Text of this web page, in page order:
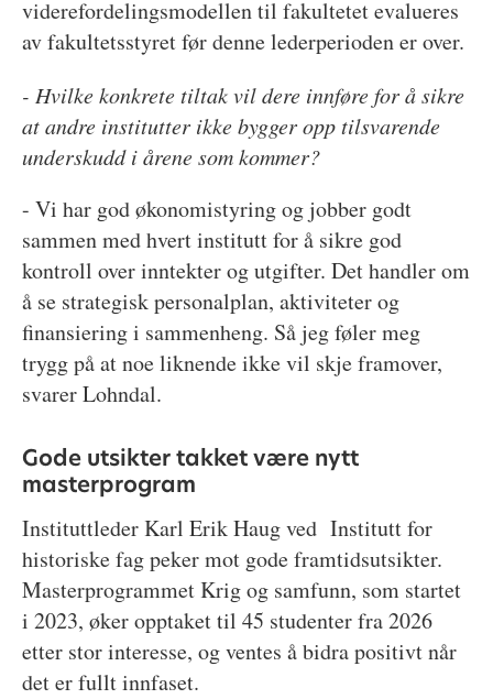
viderefordelingsmodellen til fakultetet evalueres
av fakultetsstyret før denne lederperioden er over.
- Hvilke konkrete tiltak vil dere innføre for å sikre
at andre institutter ikke bygger opp tilsvarende
underskudd i årene som kommer?
- Vi har god økonomistyring og jobber godt
sammen med hvert institutt for å sikre god
kontroll over inntekter og utgifter. Det handler om
å se strategisk personalplan, aktiviteter og
finansiering i sammenheng. Så jeg føler meg
trygg på at noe liknende ikke vil skje framover,
svarer Lohndal.
Gode utsikter takket være nytt
masterprogram
Instituttleder Karl Erik Haug ved Institutt for
historiske fag peker mot gode framtidsutsikter.
Masterprogrammet Krig og samfunn, som startet
i 2023, øker opptaket til 45 studenter fra 2026
etter stor interesse, og ventes å bidra positivt når
det er fullt innfaset.